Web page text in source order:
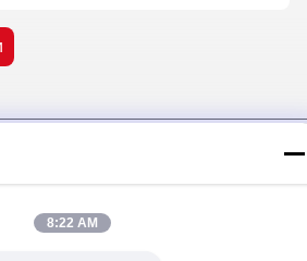
защищены.
8:22 AM